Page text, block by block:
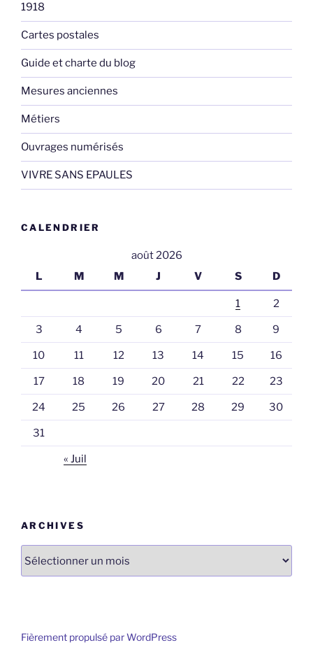
1918
Cartes postales
Guide et charte du blog
Mesures anciennes
Métiers
Ouvrages numérisés
VIVRE SANS EPAULES
CALENDRIER
août 2026
L
M M J V S D
1 2
3 4 5 6 7 8 9
10 11 12 13 14 15 16
17 18 19 20 21 22 23
24 25 26 27 28 29 30
31
« Juil
ARCHIVES
Fièrement propulsé par WordPress